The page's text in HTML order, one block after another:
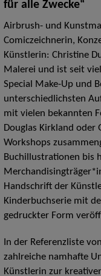
für alle Zwecke“
Airbrush- und
Comiczeichnerin,
Künstlerin: Christine
Malerei und ist seit
Special Make-Up und
unterschiedlichsten
mit vielen bekannten
Douglas Kirkland
Workshops
Buchillustrationen bis
Handschrift der
Kinderbuchserie mit
gedruckter Form
In der Referenzliste
zahlreiche namhafte
Künstlerin zur